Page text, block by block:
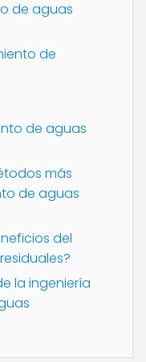
de aguas
de
de aguas
más
de aguas
del
la ingeniería